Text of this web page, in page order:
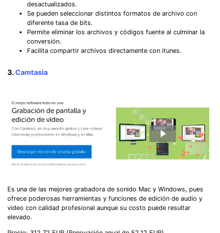
desactualizados.
Se pueden seleccionar distintos formatos de archivo con
diferente tasa de bits.
Permite eliminar los archivos y códigos fuente al culminar la
conversión.
Facilita compartir archivos directamente con itunes.
3.Camtasia
Es una de las mejores grabadora de sonido Mac y Windows, pues
ofrece poderosas herramientas y funciones de edición de audio y
video con calidad profesional aunque su costo puede resultar
elevado.